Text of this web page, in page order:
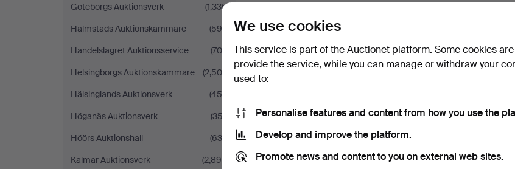
Göteborgs Auktionsverk
(1,335)
Halmstads Auktionskammare
(592)
Handelslagret Auktionsservice
(702)
Helsingborgs Auktionskammare
(2,502)
Hälsinglands Auktionsverk
(453)
Höganäs Auktionsverk
(357)
Höörs Auktionshall
(633)
Kalmar Auktionsverk
(2,895)
We use cookies
This service is part of the Auctionet platform. Some cookies
provide the service, while you can manage or withdraw your
used to:
Personalise features and content from how you use the
Develop and improve the platform.
Promote news and content to you on external web sites.